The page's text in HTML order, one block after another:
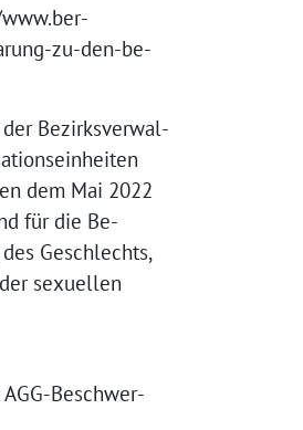
zu-den-be-
Bezirksverwal-
dem Mai 2022
für die Be-
Geschlechts,
sexuellen
Beschwer-